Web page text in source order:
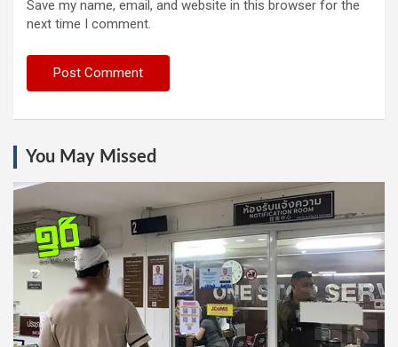
Save my name, email, and website in this browser for the
next time I comment.
You May Missed